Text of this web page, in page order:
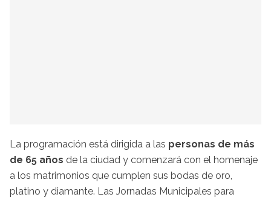
La programación está dirigida a las personas de más
de 65 años de la ciudad y comenzará con el homenaje
a los matrimonios que cumplen sus bodas de oro,
platino y diamante. Las Jornadas Municipales para